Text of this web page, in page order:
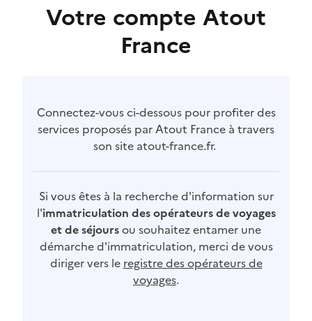
Votre compte Atout
France
Connectez-vous ci-dessous pour profiter des
services proposés par Atout France à travers
son site atout-france.fr.
Si vous êtes à la recherche d'information sur
l'immatriculation des opérateurs de voyages
et de séjoursou souhaitez entamer une
démarche d'immatriculation, merci de vous
diriger vers le registre des opérateurs de
voyages.